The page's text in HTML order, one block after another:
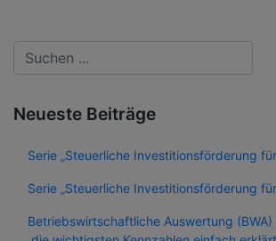
Neueste Beiträge
Serie „Steuerliche Investitionsförderung
Serie „Steuerliche Investitionsförderung
Betriebswirtschaftliche Auswertung